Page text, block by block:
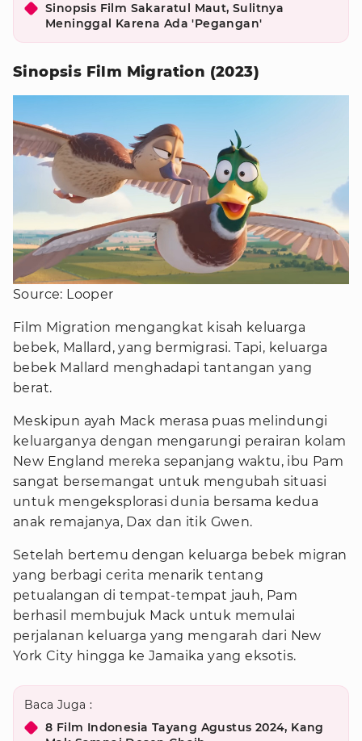
Sinopsis Film Sakaratul Maut, Sulitnya
Meninggal Karena Ada 'Pegangan'
Sinopsis Film Migration (2023)
Source: Looper
Film Migration mengangkat kisah keluarga
bebek, Mallard, yang bermigrasi. Tapi, keluarga
bebek Mallard menghadapi tantangan yang
berat.
Meskipun ayah Mack merasa puas melindungi
keluarganya dengan mengarungi perairan kolam
New England mereka sepanjang waktu, ibu Pam
sangat bersemangat untuk mengubah situasi
untuk mengeksplorasi dunia bersama kedua
anak remajanya, Dax dan itik Gwen.
Setelah bertemu dengan keluarga bebek migran
yang berbagi cerita menarik tentang
petualangan di tempat-tempat jauh, Pam
berhasil membujuk Mack untuk memulai
perjalanan keluarga yang mengarah dari New
York City hingga ke Jamaika yang eksotis.
Baca Juga :
8 Film Indonesia Tayang Agustus 2024, Kang